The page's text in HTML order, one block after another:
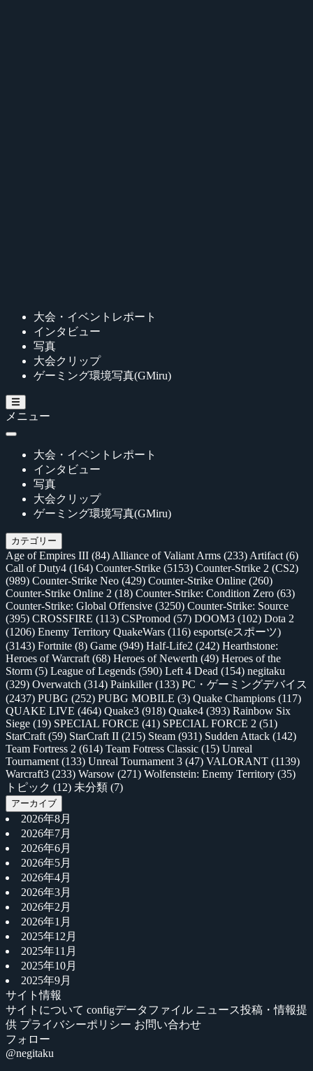
大会・イベントレポート
インタビュー
写真
大会クリップ
ゲーミング環境写真(GMiru)
メニュー
大会・イベントレポート
インタビュー
写真
大会クリップ
ゲーミング環境写真(GMiru)
カテゴリー
Age of Empires III (84) Alliance of Valiant Arms (233) Artifact (6)
Call of Duty4 (164) Counter-Strike (5153) Counter-Strike 2 (CS2)
(989) Counter-Strike Neo (429) Counter-Strike Online (260)
Counter-Strike Online 2 (18) Counter-Strike: Condition Zero (63)
Counter-Strike: Global Offensive (3250) Counter-Strike: Source
(395) CROSSFIRE (113) CSPromod (57) DOOM3 (102) Dota 2
(1206) Enemy Territory QuakeWars (116) esports(eスポーツ)
(3143) Fortnite (8) Game (949) Half-Life2 (242) Hearthstone:
Heroes of Warcraft (68) Heroes of Newerth (49) Heroes of the
Storm (5) League of Legends (590) Left 4 Dead (154) negitaku
(329) Overwatch (314) Painkiller(133) PC・ゲーミングデバイス
(2437) PUBG (252) PUBG MOBILE (3) Quake Champions (117)
QUAKE LIVE (464) Quake3 (918) Quake4 (393) Rainbow Six
Siege (19) SPECIAL FORCE (41) SPECIAL FORCE 2 (51)
StarCraft (59) StarCraft II (215) Steam (931) Sudden Attack (142)
Team Fortress 2 (614) Team Fotress Classic (15) Unreal
Tournament (133) Unreal Tournament 3 (47) VALORANT (1139)
Warcraft3 (233) Warsow (271) Wolfenstein: Enemy Territory (35)
トピック (12) 未分類 (7)
アーカイブ
2026年8月
2026年7月
2026年6月
2026年5月
2026年4月
2026年3月
2026年2月
2026年1月
2025年12月
2025年11月
2025年10月
2025年9月
サイト情報
サイトについて configデータファイル ニュース投稿・情報提
供 プライバシーポリシー お問い合わせ
フォロー
@negitaku